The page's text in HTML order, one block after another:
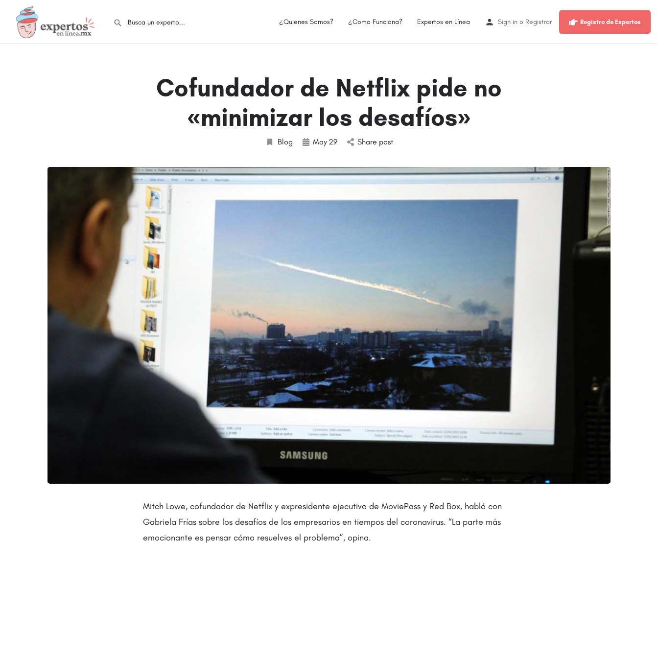
¿Quienes Somos? ¿Como Funciona? Expertos en Línea Sign in o Registrar Registro de Expertos
Cofundador de Netflix pide no
«minimizar los desafíos»
Blog May 29 Share post
Mitch Lowe, cofundador de Netflix y expresidente ejecutivo de MoviePass y Red Box, habló con
Gabriela Frías sobre los desafíos de los empresarios en tiempos del coronavirus. “La parte más
emocionante es pensar cómo resuelves el problema”, opina.